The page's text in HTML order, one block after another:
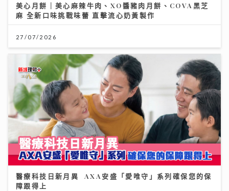
美心月餅｜美心麻辣牛肉、XO醬豬肉月餅、COVA黑芝
麻 全新口味挑戰味蕾 直擊流心奶黃製作
27/07/2026
醫療科技日新月異 AXA安盛「愛唯守」系列確保您的保
障跟得上